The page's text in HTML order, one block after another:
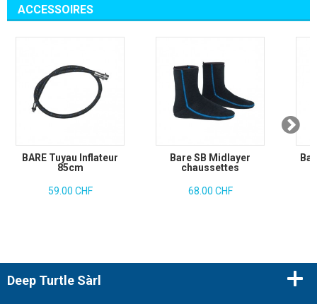
ACCESSOIRES
BARE Tuyau Inflateur
85cm
59.00 CHF
Bare SB Midlayer
chaussettes
68.00 CHF
Deep Turtle Sàrl